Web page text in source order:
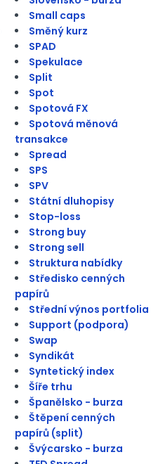
Small caps
Směný kurz
SPAD
Spekulace
Split
Spot
Spotová FX
Spotová měnová
transakce
Spread
SPS
SPV
Státní dluhopisy
Stop-loss
Strong buy
Strong sell
Struktura nabídky
Středisko cenných
papírů
Střední výnos portfolia
Support (podpora)
Swap
Syndikát
Syntetický index
Šíře trhu
Španělsko - burza
Štěpení cenných
papírů (split)
Švýcarsko - burza